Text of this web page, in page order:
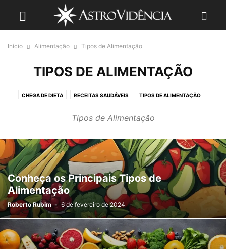
Início Alimentação Tipos de Alimentação
TIPOS DE ALIMENTAÇÃO
CHEGA DE DIETA RECEITAS SAUDÁVEIS TIPOS DE ALIMENTAÇÃO
Tipos de Alimentação
Conheça os Principais Tipos de
Alimentação
Roberto Rubim - 6 de fevereiro de 2024